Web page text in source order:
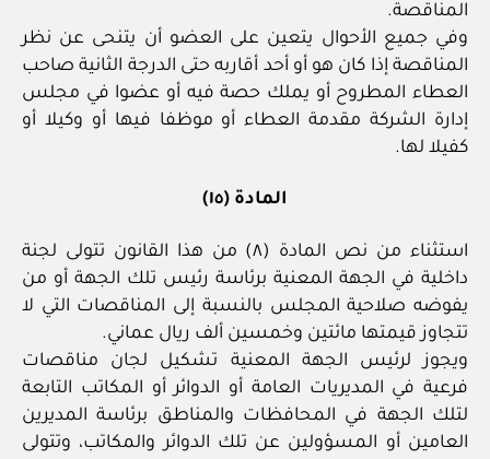
المناقصة.
وفي جميع الأحوال يتعين على العضو أن يتنحى عن نظر
المناقصة إذا كان هو أو أحد أقاربه حتى الدرجة الثانية صاحب
العطاء المطروح أو يملك حصة فيه أو عضوا في مجلس
إدارة الشركة مقدمة العطاء أو موظفا فيها أو وكيلا أو
كفيلا لها.
المادة (١٥)
استثناء من نص المادة (٨) من هذا القانون تتولى لجنة
داخلية في الجهة المعنية برئاسة رئيس تلك الجهة أو من
يفوضه صلاحية المجلس بالنسبة إلى المناقصات التي لا
تتجاوز قيمتها مائتين وخمسين ألف ريال عماني.
ويجوز لرئيس الجهة المعنية تشكيل لجان مناقصات
فرعية في المديريات العامة أو الدوائر أو المكاتب التابعة
لتلك الجهة في المحافظات والمناطق برئاسة المديرين
العامين أو المسؤولين عن تلك الدوائر والمكاتب، وتتولى